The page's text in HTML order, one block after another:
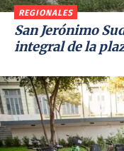
REGIONALES
San Jerónimo
integral de la